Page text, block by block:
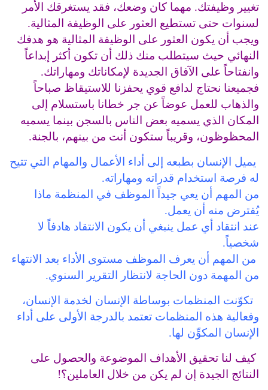
تغيير وظيفتك. مهما كان وضعك، فقد يستغرقك الأمر
لسنوات حتى تستطيع العثور على الوظيفة المثالية.
ويجب أن يكون العثور على الوظيفة المثالية هو هدفك
النهائي حيث سيتطلب منك ذلك أن تكون أكثر إبداعاً
وانفتاحاً على الآفاق الجديدة لإمكاناتك ومهاراتك.
فجميعنا نحتاج لدافع قوي يحفزنا للاستيقاظ صباحاً
والذهاب للعمل عوضاً عن جر خطانا باستسلام إلى
المكان الذي يسميه بعض الناس بالسجن بينما يسميه
المحظوظون، وقريباً ستكون أنت من بينهم، بالجنة.
يميل الإنسان بطبعه إلى أداء الأعمال والمهام التي تتيح
له فرصة استخدام قدراته ومهاراته.
من المهم أن يعي جيداً الموظف في المنظمة ماذا
يُفترض منه أن يعمل.
عند انتقاد أي عمل ينبغي أن يكون الانتقاد هادفاً لا
شخصياً.
من المهم أن يعرف الموظف مستوى الأداء بعد الانتهاء
من المهمة دون الحاجة لانتظار التقرير السنوي.
تكوّنت المنظمات بوساطة الإنسان لخدمة الإنسان،
وفعالية هذه المنظمات تعتمد بالدرجة الأولى على أداء
الإنسان المكوِّن لها.
كيف لنا تحقيق الأهداف الموضوعة والحصول على
النتائج الجيدة إن لم يكن من خلال العاملين؟!